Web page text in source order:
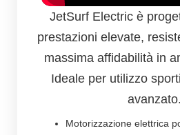
JetSurf Electric è
prestazioni elevate,
massima affidabilità in
Ideale per utilizzo
avanzato.
Motorizzazione elettrica